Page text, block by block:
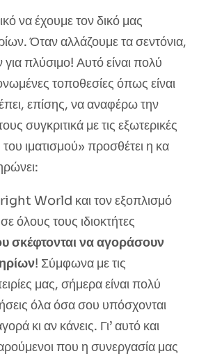
να έχουμε τον δικό μας
Όταν αλλάζουμε τα σεντόνια,
για πλύσιμο! Αυτό είναι πολύ
τοποθεσίες όπως είναι
επίσης, να αναφέρω την
συγκριτικά με τις εξωτερικές
ιματισμού» προσθέτει η κα
World και τον εξοπλισμό
τους ιδιοκτήτες
σκέφτονται να αγοράσουν
! Σύμφωνα με τις
μας, σήμερα είναι πολύ
όλα όσα σου υπόσχονται
κι αν κάνεις. Γι’ αυτό και
που η συνεργασία μας